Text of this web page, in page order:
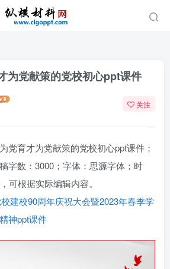
为党献策的党校初心ppt课件
关注
党育才为党献策的党校初心ppt课件；
字数：3000；字体：思源字体；时
可根据实际编辑内容。
建校90周年庆祝大会暨2023年春季学
神ppt课件